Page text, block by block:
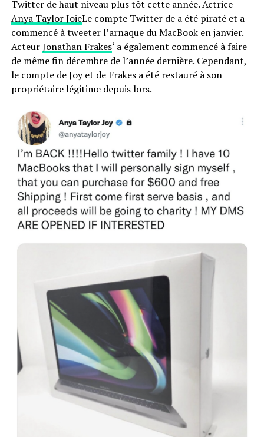
Twitter de haut niveau plus tôt cette année. Actrice
Anya Taylor JoieLe compte Twitter de a été piraté et a
commencé à tweeter l’arnaque du MacBook en janvier.
ActeurJonathan Frakes‘ a également commencé à faire
de même fin décembre de l’année dernière. Cependant,
le compte de Joy et de Frakes a été restauré à son
propriétaire légitime depuis lors.